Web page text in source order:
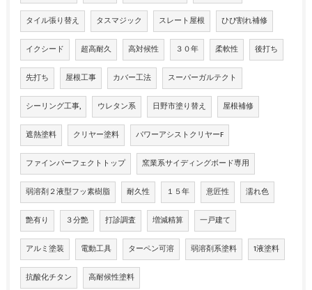
タイル張り替え タスマジック スレート屋根 ひび割れ補修
イクシード 超高耐久 高対候性 ３０年 柔軟性 後打ち
先打ち 屋根工事 カバー工法 スーパーガルテクト
シーリング工事, ウレタン系 日野市塗り替え 屋根補修
遮熱塗料 クリヤー塗料 パワーアシストクリヤーF
ファインパーフェクトトップ 窯業系サイディングボード専用
弱溶剤２液型フッ素樹脂 耐久性 １５年 意匠性 濡れ色
艶有り ３分艶 打診調査 増減精算 一戸建て
アルミ塗装 電動工具 ターペン可溶 弱溶剤系塗料 1液塗料
抗酸化チタン 高耐候性塗料